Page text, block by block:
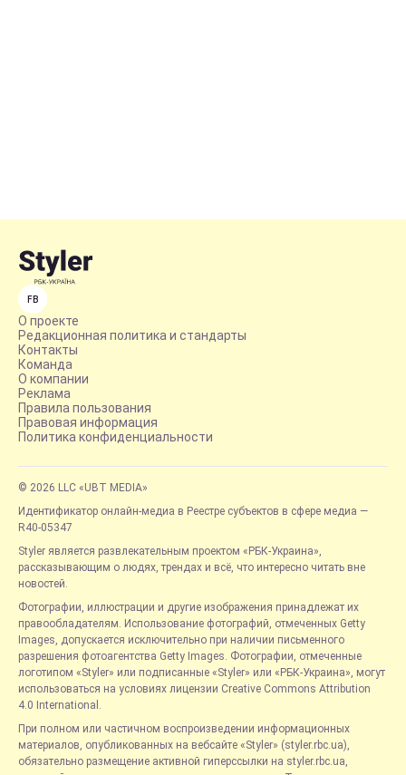
FB
О проекте
Редакционная политика и стандарты
Контакты
Команда
О компании
Реклама
Правила пользования
Правовая информация
Политика конфиденциальности
© 2026 LLC «UBT MEDIA»
Идентификатор онлайн-медиа в Реестре субъектов в сфере медиа —
R40-05347
Styler является развлекательным проектом «РБК-Украина»,
рассказывающим о людях, трендах и всё, что интересно читать вне
новостей.
Фотографии, иллюстрации и другие изображения принадлежат их
правообладателям. Использование фотографий, отмеченных Getty
Images, допускается исключительно при наличии письменного
разрешения фотоагентства Getty Images. Фотографии, отмеченные
логотипом «Styler» или подписанные «Styler» или «РБК-Украина», могут
использоваться на условиях лицензии Creative Commons Attribution
4.0 International.
При полном или частичном воспроизведении информационных
материалов, опубликованных на вебсайте «Styler» (styler.rbc.ua),
обязательно размещение активной гиперссылки на styler.rbc.ua,